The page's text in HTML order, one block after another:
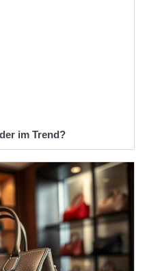
im Trend?